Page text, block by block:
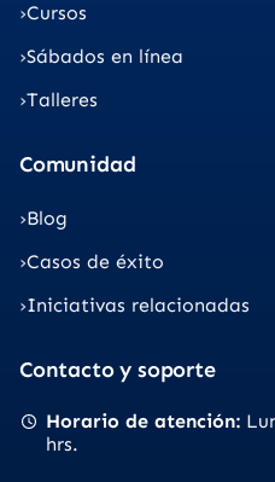
Cursos
Sábados en línea
Talleres
Comunidad
Blog
Casos de éxito
Iniciativas relacionadas
Contacto y soporte
Horario de atención
hrs.